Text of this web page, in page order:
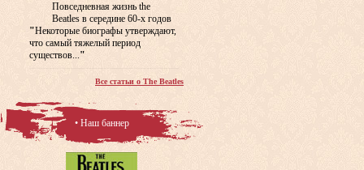
Повседневная жизнь the
Beatles в середине 60-х годов
"Некоторые биографы утверждают,
что самый тяжелый период
существов..."
Все статьи о The Beatles
• Наш баннер